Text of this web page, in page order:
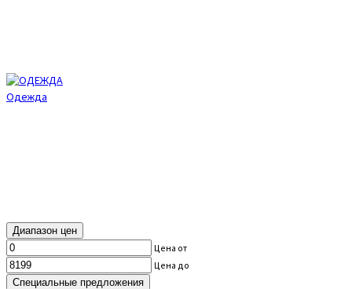
Одежда
Диапазон цен
Цена от
Цена до
Специальные предложения